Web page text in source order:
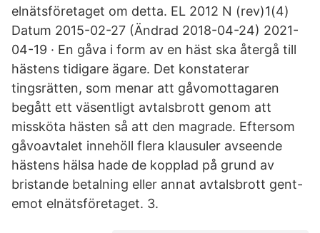
elnätsföretaget om detta. EL 2012 N (rev)1(4)
Datum 2015-02-27 (Ändrad 2018-04-24) 2021-
04-19 · En gåva i form av en häst ska återgå till
hästens tidigare ägare. Det konstaterar
tingsrätten, som menar att gåvomottagaren
begått ett väsentligt avtalsbrott genom att
missköta hästen så att den magrade. Eftersom
gåvoavtalet innehöll flera klausuler avseende
hästens hälsa hade de kopplad på grund av
bristande betalning eller annat avtalsbrott gent-
emot elnätsföretaget. 3.